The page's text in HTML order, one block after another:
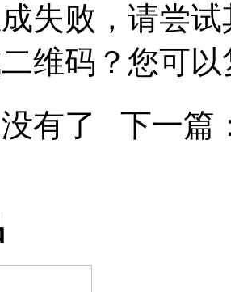
失败，请尝
维码？您可
没有了 下一篇